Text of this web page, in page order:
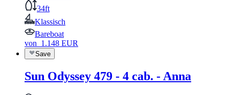
34ft
Klassisch
Bareboat
von 1.148 EUR
Save
Sun Odyssey 479 - 4 cab. - Anna